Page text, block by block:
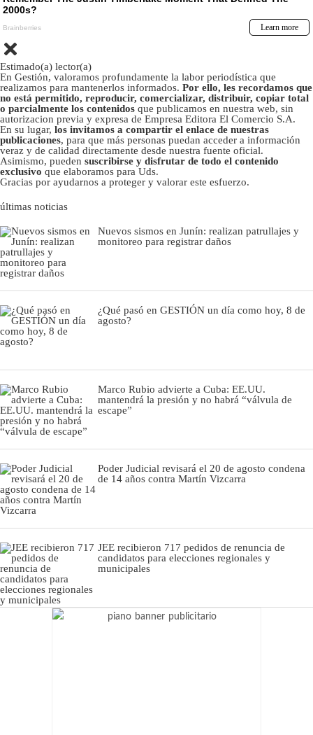
Estimado(a) lector(a)
En Gestión, valoramos profundamente la labor periodística que
realizamos para mantenerlos informados. Por ello, les recordamos que
no está permitido, reproducir, comercializar, distribuir, copiar total
o parcialmente los contenidos que publicamos en nuestra web, sin
autorizacion previa y expresa de Empresa Editora El Comercio S.A.
En su lugar, los invitamos a compartir el enlace de nuestras
publicaciones, para que más personas puedan acceder a información
veraz y de calidad directamente desde nuestra fuente oficial.
Asimismo, pueden suscribirse y disfrutar de todo el contenido
exclusivo que elaboramos para Uds.
Gracias por ayudarnos a proteger y valorar este esfuerzo.
últimas noticias
Nuevos sismos en Junín: realizan patrullajes y
monitoreo para registrar daños
¿Qué pasó en GESTIÓN un día como hoy, 8 de
agosto?
Marco Rubio advierte a Cuba: EE.UU.
mantendrá la presión y no habrá “válvula de
escape”
Poder Judicial revisará el 20 de agosto condena
de 14 años contra Martín Vizcarra
JEE recibieron 717 pedidos de renuncia de
candidatos para elecciones regionales y
municipales